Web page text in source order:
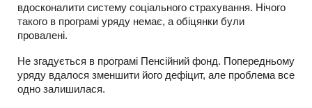
вдосконалити систему соціального страхування. Нічого
такого в програмі уряду немає, а обіцянки були
провалені.
Не згадується в програмі Пенсійний фонд. Попередньому
уряду вдалося зменшити його дефіцит, але проблема все
одно залишилася.